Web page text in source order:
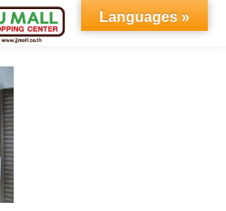
Languages »
Sign in